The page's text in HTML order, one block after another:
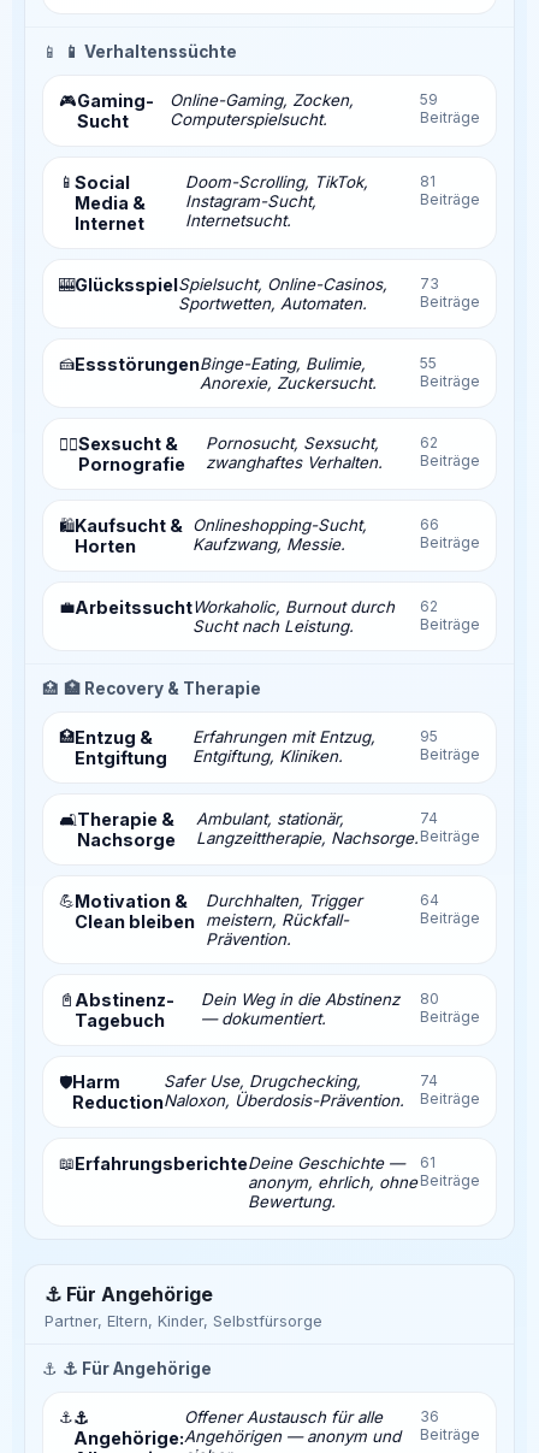
📱 📱 Verhaltenssüchte
🎮Gaming-
Sucht
Online-Gaming, Zocken,
Computerspielsucht.
59
Beiträge
📱 Social
Media &
Internet
Doom-Scrolling, TikTok,
Instagram-Sucht,
Internetsucht.
81
Beiträge
🎰GlücksspielSpielsucht, Online-Casinos,
Sportwetten, Automaten.
73
Beiträge
🍰EssstörungenBinge-Eating, Bulimie,
Anorexie, Zuckersucht.
55
Beiträge
❤️‍🔥Sexsucht &
Pornografie
Pornosucht, Sexsucht,
zwanghaftes Verhalten.
62
Beiträge
🛍️Kaufsucht &
Horten
Onlineshopping-Sucht,
Kaufzwang, Messie.
66
Beiträge
💼ArbeitssuchtWorkaholic, Burnout durch
Sucht nach Leistung.
62
Beiträge
🏥 🏥 Recovery & Therapie
🏥Entzug &
Entgiftung
Erfahrungen mit Entzug,
Entgiftung, Kliniken.
95
Beiträge
🛋️Therapie &
Nachsorge
Ambulant, stationär,
Langzeittherapie, Nachsorge.
74
Beiträge
💪Motivation &
Clean bleiben
Durchhalten, Trigger
meistern, Rückfall-
Prävention.
64
Beiträge
📓 Abstinenz-
Tagebuch
Dein Weg in die Abstinenz
— dokumentiert.
80
Beiträge
🛡️Harm
Reduction
Safer Use, Drugchecking,
Naloxon, Überdosis-Prävention.
74
Beiträge
📖ErfahrungsberichteDeine Geschichte —
anonym, ehrlich, ohne
Bewertung.
61
Beiträge
⚓ Für Angehörige
Partner, Eltern, Kinder, Selbstfürsorge
⚓ ⚓ Für Angehörige
⚓⚓
Angehörige:
Offener Austausch für alle
Angehörigen — anonym und
36
Beiträge